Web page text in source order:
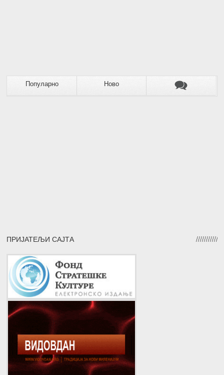
Популарно Ново
ПРИЈАТЕЉИ САЈТА